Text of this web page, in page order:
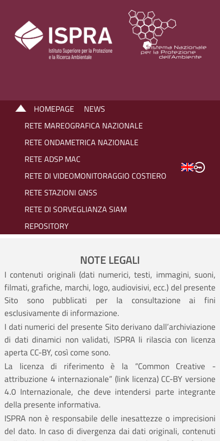
HOMEPAGE
NEWS
RETE MAREOGRAFICA NAZIONALE
RETE ONDAMETRICA NAZIONALE
RETE ADSP MAC
RETE DI VIDEOMONITORAGGIO COSTIERO
RETE STAZIONI GNSS
RETE DI SORVEGLIANZA SIAM
REPOSITORY
NOTE LEGALI
I contenuti originali (dati numerici, testi, immagini, suoni,
filmati, grafiche, marchi, logo, audiovisivi, ecc.) del presente
Sito sono pubblicati per la consultazione ai fini
esclusivamente di informazione.
I dati numerici del presente Sito derivano dall’archiviazione
di dati dinamici non validati, ISPRA li rilascia con licenza
aperta CC-BY, così come sono.
La licenza di riferimento è la “Common Creative -
attribuzione 4 internazionale” (link licenza) CC-BY versione
4.0 Internazionale, che deve intendersi parte integrante
della presente informativa.
ISPRA non è responsabile delle inesattezze o imprecisioni
del dato. In caso di divergenza dai dati originali, contenuti